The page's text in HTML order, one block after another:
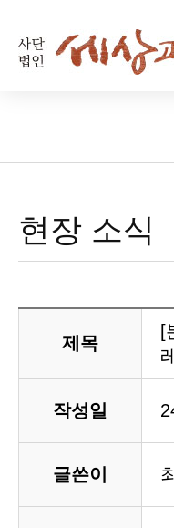
현장 소식
제목
[
작성일
글쓴이